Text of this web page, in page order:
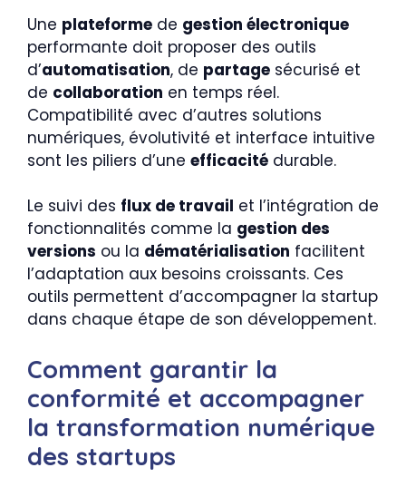
Une plateforme de gestion électronique
performante doit proposer des outils
d’automatisation, de partage sécurisé et
de collaboration en temps réel.
Compatibilité avec d’autres solutions
numériques, évolutivité et interface intuitive
sont les piliers d’une efficacité durable.
Le suivi des flux de travail et l’intégration de
fonctionnalités comme la gestion des
versions ou la dématérialisation facilitent
l’adaptation aux besoins croissants. Ces
outils permettent d’accompagner la startup
dans chaque étape de son développement.
Comment garantir la
conformité et accompagner
la transformation numérique
des startups